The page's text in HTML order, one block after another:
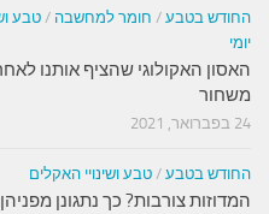
החודש בטבע / חומר למחשבה /טבע
יומי
האסון האקולוגי שהציף אותנו
משחור
24 בפברואר, 2021
החודש בטבע / טבע ושינויי האקלים
המדוזות צורבות? כך נתגונן